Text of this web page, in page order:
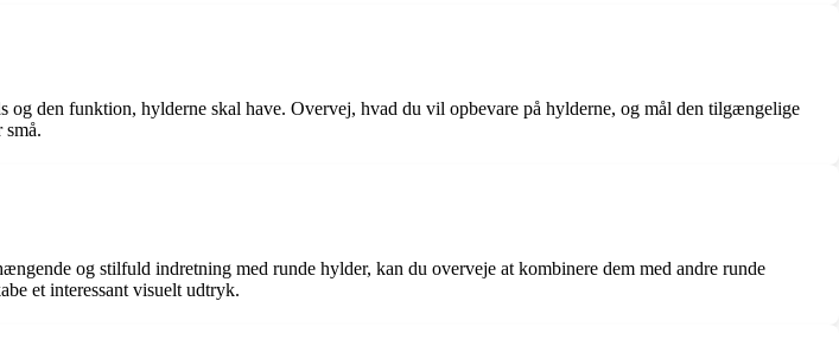
den funktion, hylderne skal have. Overvej, hvad du vil opbevare på hylderne, og mål den tilgængelige
og stilfuld indretning med runde hylder, kan du overveje at kombinere dem med andre runde
et interessant visuelt udtryk.